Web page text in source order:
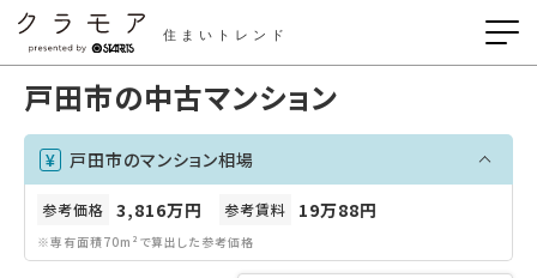
住まいトレンド
戸田市の中古マンション
戸田市のマンション相場
参考価格 3,816万円 参考賃料 19万88円
※専有面積70m²で算出した参考価格